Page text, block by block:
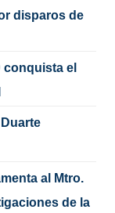
disparos de
el
al Mtro.
de la